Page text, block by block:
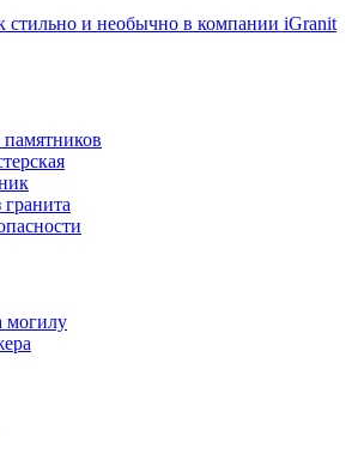
стильно и необычно в компании iGranit
могилу